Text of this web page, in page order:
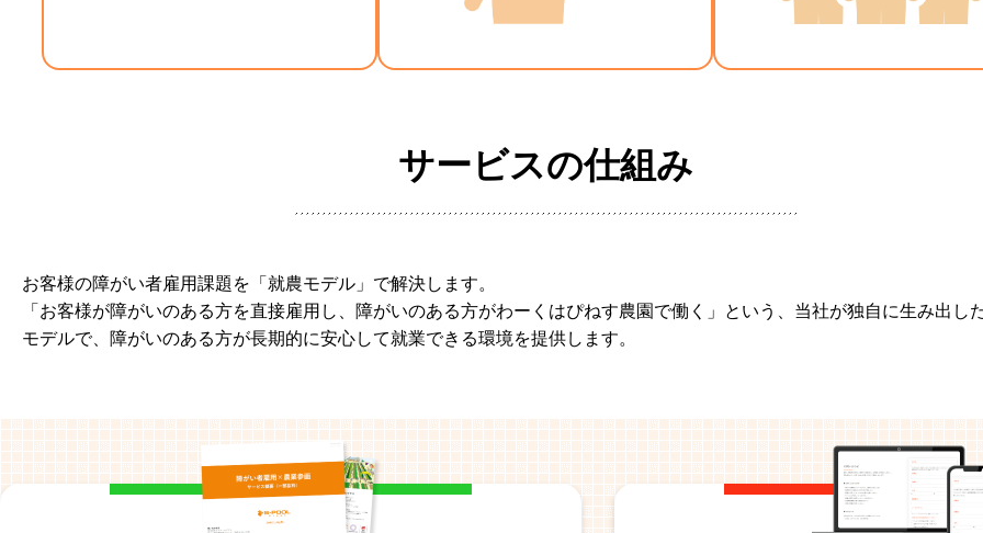
サービスの仕組み
お客様の障がい者雇用課題を「就農モデル」で解決します。
「お客様が障がいのある方を直接雇用し、障がいのある方がわーくはぴねす農園で働く」という、当社が独自に生み出し
モデルで、障がいのある方が長期的に安心して就業できる環境を提供します。